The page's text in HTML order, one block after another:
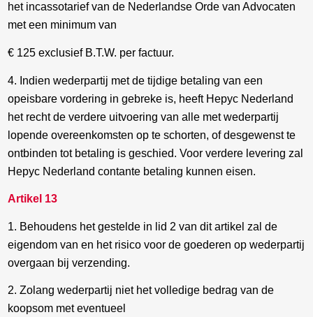
het incassotarief van de Nederlandse Orde van Advocaten
met een minimum van
€ 125 exclusief B.T.W. per factuur.
4. Indien wederpartij met de tijdige betaling van een
opeisbare vordering in gebreke is, heeft Hepyc Nederland
het recht de verdere uitvoering van alle met wederpartij
lopende overeenkomsten op te schorten, of desgewenst te
ontbinden tot betaling is geschied. Voor verdere levering zal
Hepyc Nederland contante betaling kunnen eisen.
Artikel 13
1. Behoudens het gestelde in lid 2 van dit artikel zal de
eigendom van en het risico voor de goederen op wederpartij
overgaan bij verzending.
2. Zolang wederpartij niet het volledige bedrag van de
koopsom met eventueel